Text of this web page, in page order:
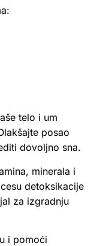
telo i um
posao
dovoljno sna.
minerala i
detoksikacije
za izgradnju
i pomoći